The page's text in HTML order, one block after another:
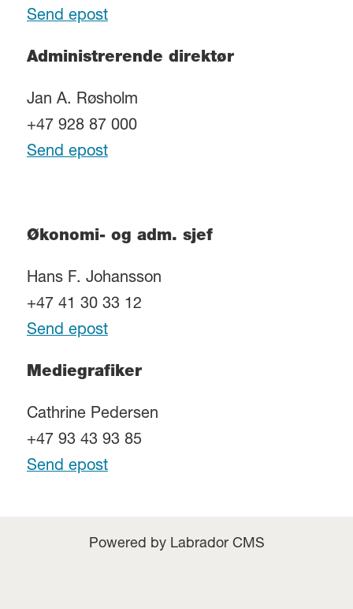
Send epost
Administrerende direktør
Jan A. Røsholm
+47 928 87 000
Send epost
Økonomi- og adm. sjef
Hans F. Johansson
+47 41 30 33 12
Send epost
Mediegrafiker
Cathrine Pedersen
+47 93 43 93 85
Send epost
Powered by Labrador CMS